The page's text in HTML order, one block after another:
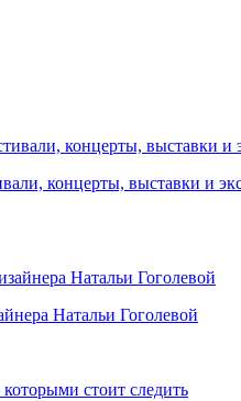
концерты, выставки и
Натальи Гоголевой